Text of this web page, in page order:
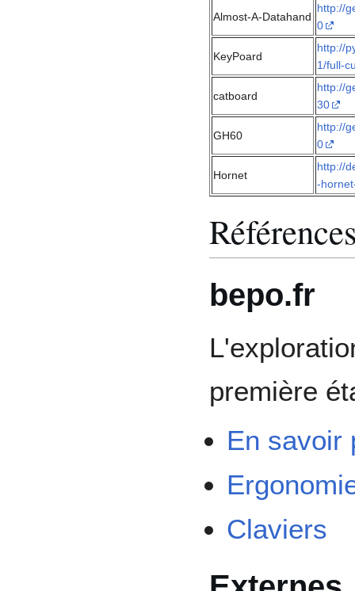
Almost-A-Datahand
http://
0
KeyPoard
http://
1/full-
catboard
http://
30
GH60
http://
0
Hornet
http://
-
bepo.fr
première
En savoir
Claviers